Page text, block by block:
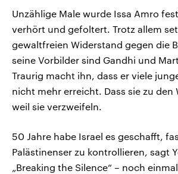
Unzählige Male wurde Issa Amro
verhört und gefoltert. Trotz allem
gewaltfreien Widerstand gegen die
seine Vorbilder sind Gandhi und
Traurig macht ihn, dass er viele
nicht mehr erreicht. Dass sie zu den
weil sie verzweifeln.
50 Jahre habe Israel es geschafft,
Palästinenser zu kontrollieren, sagt
„Breaking the Silence“ – noch